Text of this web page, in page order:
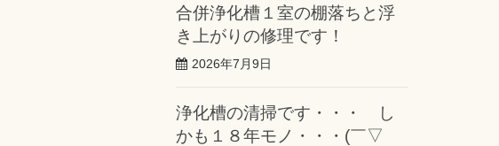
合併浄化槽１室の棚落ちと浮
き上がりの修理です！
2026年7月9日
浄化槽の清掃です・・・ し
かも１８年モノ・・・(￣▽